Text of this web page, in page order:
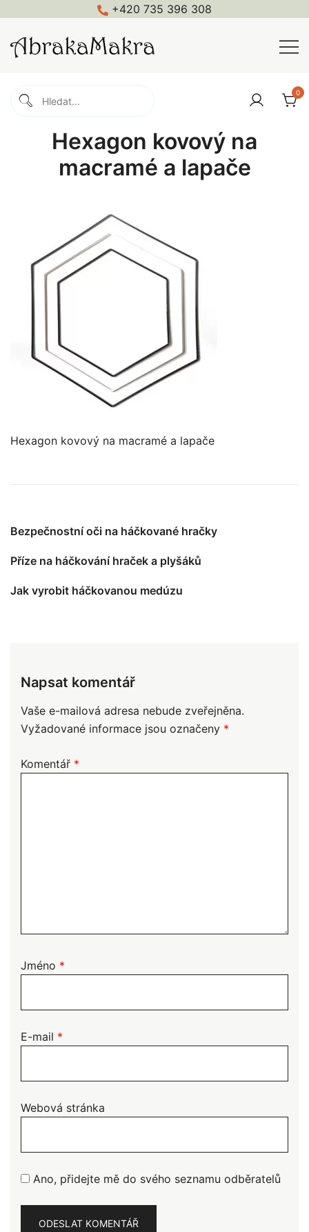
content
+420 735 396 308
0
Hexagon kovový na
macramé a lapače
Hexagon kovový na macramé a lapače
Bezpečnostní oči na háčkované hračky
Příze na háčkování hraček a plyšáků
Jak vyrobit háčkovanou medúzu
Napsat komentář
Vaše e-mailová adresa nebude zveřejněna.
Vyžadované informace jsou označeny *
Komentář *
Jméno *
E-mail *
Webová stránka
Ano, přidejte mě do svého seznamu odběratelů